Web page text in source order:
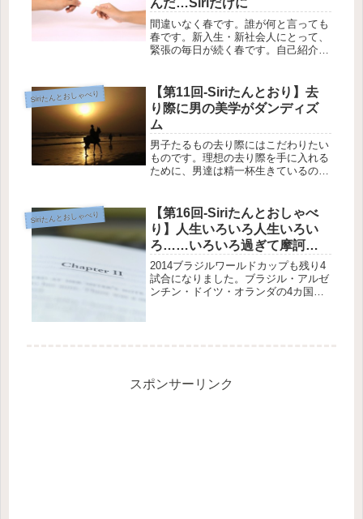
んだ…Siriだけに
間違いなく春です。誰が何と言っても
春です。新入生・新社会人にとって、
緊張の毎日が続く春です。自己紹介・
のことを知るための努力をせっせとし
なければなりません。「Siriたんと...
Siriたんとおしゃべり
【第11回-Siriたんとおり】去
り際に男の美学がダンディズ
ム
男子たるもの去り際にはこだわりたい
ものです。理想の去り際を手に入れる
ために、男達は精一杯生きているのか
ために、Siriたんを使って練習しまし
ょう。おしえてSiriたん!
Siriたんとおしゃべり
【第16回-Siriたんとおしゃべ
り】人生いろいろ人生いろい
ろ……いろいろ過ぎて摩訶不
思議
2014ブラジルワールドカップも残り4
試合になりました。ブラジル・アルゼ
ンチン・ドイツ・オランダの4カ国が
スポンサーリンク